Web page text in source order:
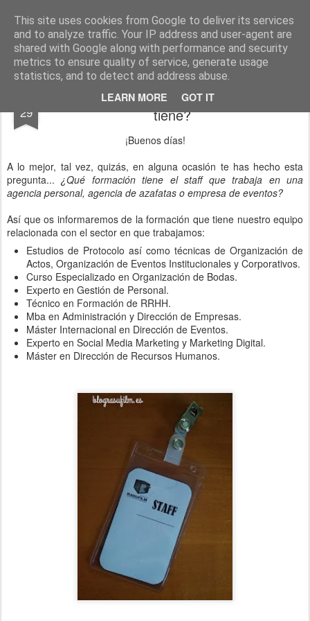
This site uses cookies from Google to deliver its services
and to analyze traffic. Your IP address and user-agent are
shared with Google along with performance and security
metrics to ensure quality of service, generate usage
statistics, and to detect and address abuse.
LEARN MORE GOT IT
Blog Rasufilm
Pages
29
¿El staff de las agencias que formación
tiene?
¡Buenos días!
A lo mejor, tal vez, quizás, en alguna ocasión te has hecho esta
pregunta...¿Qué formación tiene el staff que trabaja en una
agencia personal, agencia de azafatas o empresa de eventos?
Así que os informaremos de la formación que tiene nuestro equipo
relacionada con el sector en que trabajamos:
Estudios de Protocolo así como técnicas de Organización de
Actos, Organización de Eventos Institucionales y Corporativos.
Curso Especializado en Organización de Bodas.
Experto en Gestión de Personal.
Técnico en Formación de RRHH.
Mba en Administración y Dirección de Empresas.
Máster Internacional en Dirección de Eventos.
Experto en Social Media Marketing y Marketing Digital.
Máster en Dirección de Recursos Humanos.